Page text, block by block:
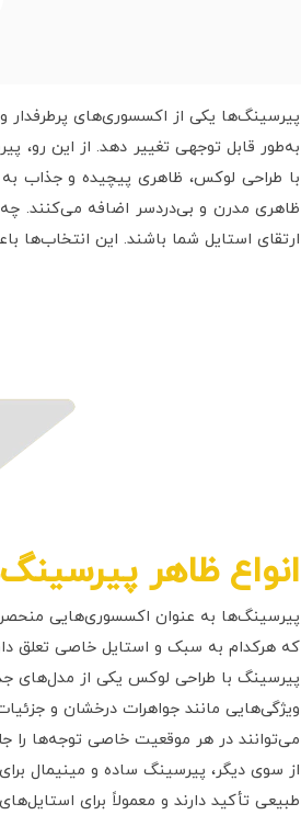
پیرسینگ‌ها یکی از اکسسوری‌های پرطرفدار
به‌طور قابل توجهی تغییر دهد. از این
با طراحی لوکس، ظاهری پیچیده و جذاب
ظاهری مدرن و بی‌دردسر اضافه می‌کنند. چه
ارتقای استایل شما باشند. این
انواع ظاهر
پیرسینگ‌ها به عنوان اکسسوری‌هایی منحصر
که هرکدام به سبک و استایل خاصی تعلق
پیرسینگ با طراحی لوکس یکی از مدل‌های
ویژگی‌هایی مانند جواهرات درخشان و
می‌توانند در هر موقعیت خاصی توجه‌ها را
از سوی دیگر، پیرسینگ ساده و مینیمال
طبیعی تأکید دارند و معمولاً برای